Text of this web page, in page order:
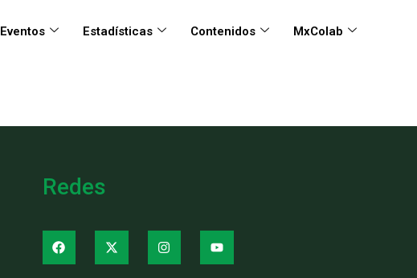
Eventos Estadísticas Contenidos
MxColab
Redes